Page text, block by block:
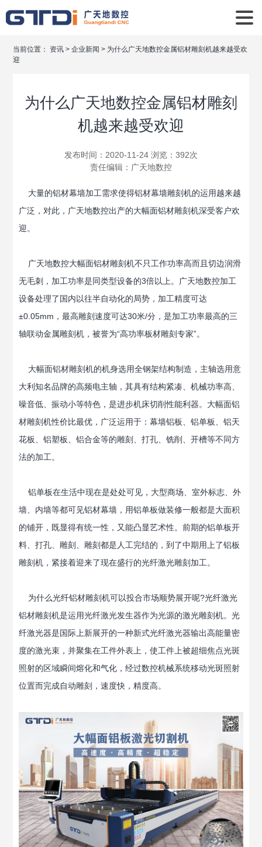
当前位置： 资讯 >企业新闻 > 为什么广天地数控金属铝材雕刻机越来越受欢
迎
为什么广天地数控金属铝材雕刻
机越来越受欢迎
发布时间：2020-11-24 浏览：392次
责任编辑： 广天地数控
大量的铝材幕墙加工需求使得铝材幕墙雕刻机的运用越来越
广泛，对此，广天地数控出产的大幅面铝材雕刻机深受客户欢
迎。
广天地数控大幅面铝材雕刻机不只工作功率高而且切边润滑
无毛刺，加工功率是同类型设备的3倍以上。广天地数控加工
设备处理了国内以往半自动化的局势，加工精度可达
±0.05mm，最高雕刻速度可达30米/分，是加工功率最高的三
轴联动金属雕刻机，被誉为“高功率板材雕刻专家”。
大幅面铝材雕刻机的机身选用全钢架结构制造，主轴选用意
大利知名品牌的高频电主轴，其具有结构紧凑、机械功率高、
噪音低、振动小等特色，是进步机床切削性能利器。大幅面铝
材雕刻机性价比最优，广泛运用于：幕墙铝板、铝单板、铝天
花板、铝塑板、铝合金等的雕刻、打孔、铣削、开槽等不同方
法的加工。
铝单板在生活中现在是处处可见，大型商场、室外标志、外
墙、内墙等都可见铝材幕墙，用铝单板做装修一般都是大面积
的铺开，既显得有统一性，又能凸显艺术性。前期的铝单板开
料、打孔、雕刻、雕刻都是人工完结的，到了中期用上了铝板
雕刻机，紧接着迎来了现在盛行的光纤激光雕刻加工。
为什么光纤铝材雕刻机可以投合市场顺势展开呢?光纤激光
铝材雕刻机是运用光纤激光发生器作为光源的激光雕刻机。光
纤激光器是国际上新展开的一种新式光纤激光器输出高能量密
度的激光束，并聚集在工件外表上，使工件上被超细焦点光斑
照射的区域瞬间熔化和气化，经过数控机械系统移动光斑照射
位置而完成自动雕刻，速度快，精度高。